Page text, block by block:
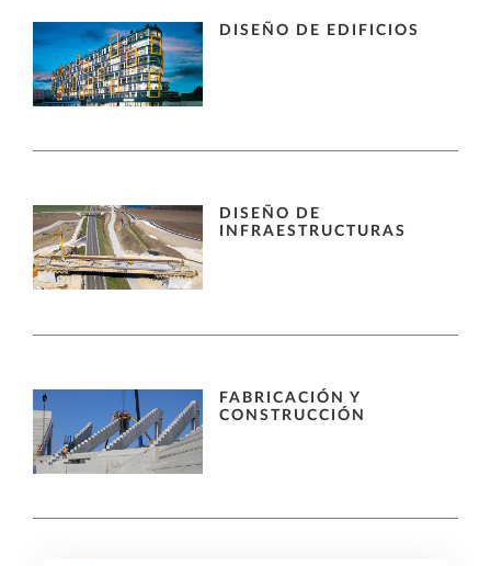
DISEÑO DE EDIFICIOS
DISEÑO DE
INFRAESTRUCTURAS
FABRICACIÓN Y
CONSTRUCCIÓN